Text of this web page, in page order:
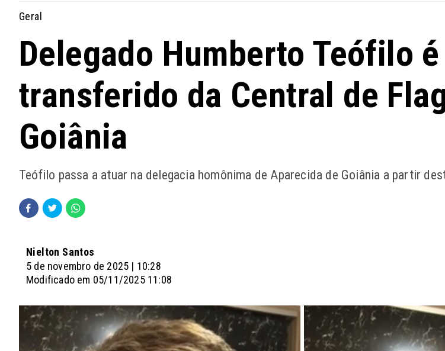
Geral
Delegado Humberto Teófilo é
transferido da Central de
Goiânia
Teófilo passa a atuar na delegacia homônima de Aparecida de Goiânia a partir
Nielton Santos
5 de novembro de 2025 | 10:28
Modificado em 05/11/2025 11:08